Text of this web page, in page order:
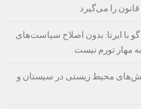
را می‌گیرد
با ایرنا: بدون اصلاح سیاست‌های
مهار تورم نیست
محیط زیستی در سیستان و